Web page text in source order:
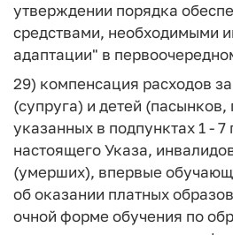
утверждении порядка
средствами, необходимыми
адаптации" в
29) компенсация расходов
(супруга) и детей
указанных в подпунктах 1 - 7
настоящего Указа,
(умерших), впервые
об оказании платных
очной форме обучения по